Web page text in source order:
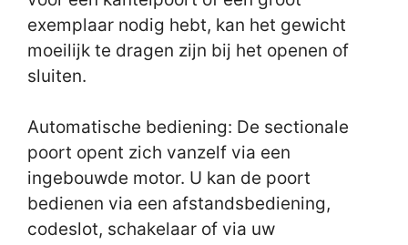
exemplaar nodig hebt, kan het gewicht
moeilijk te dragen zijn bij het openen of
sluiten.
Automatische bediening: De sectionale
poort opent zich vanzelf via een
ingebouwde motor. U kan de poort
bedienen via een afstandsbediening,
codeslot, schakelaar of via uw